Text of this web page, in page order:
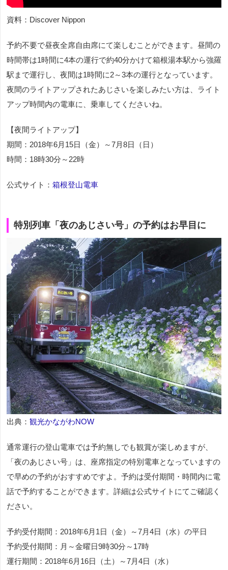
資料：Discover Nippon
予約不要で昼夜全席自由席にて楽しむことができます。昼間の
時間帯は1時間に4本の運行で約40分かけて箱根湯本駅から強羅
駅まで運行し、夜間は1時間に2～3本の運行となっています。
夜間のライトアップされたあじさいを楽しみたい方は、ライト
アップ時間内の電車に、乗車してくださいね。
【夜間ライトアップ】
期間：2018年6月15日（金）～7月8日（日）
時間：18時30分～22時
公式サイト： 箱根登山電車
特別列車「夜のあじさい号」の予約はお早目に
出典： 観光かながわNOW
通常運行の登山電車では予約無しでも観賞が楽しめますが、
「夜のあじさい号」は、座席指定の特別電車となっていますの
で早めの予約がおすすめですよ。予約は受付期間・時間内に電
話で予約することができます。詳細は公式サイトにてご確認く
ださい。
予約受付期間：2018年6月1日（金）～7月4日（水）の平日
予約受付期間：月～金曜日9時30分～17時
運行期間：2018年6月16日（土）～7月4日（水）